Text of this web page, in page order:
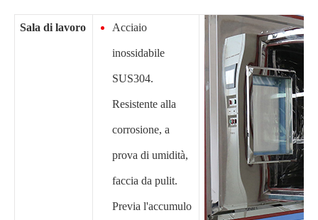
Sala di lavoro Acciaio
inossidabile
SUS304.
Resistente alla
corrosione, a
prova di umidità,
faccia da pulit.
Previa l'accumulo